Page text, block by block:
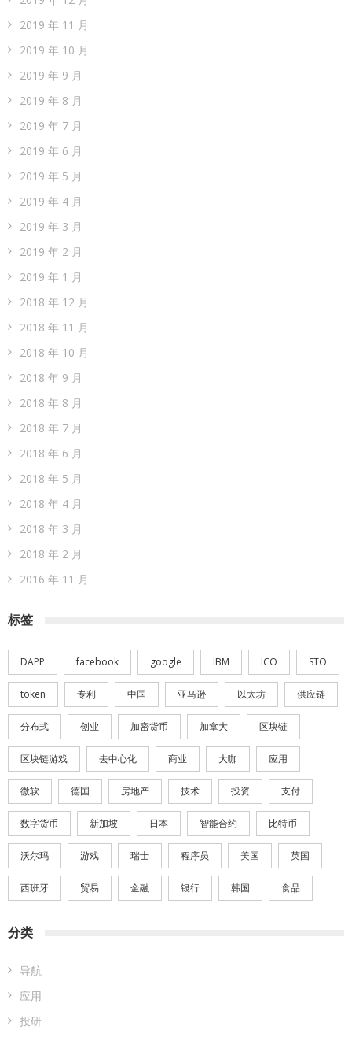
2019 年 11 月
2019 年 10 月
2019 年 9 月
2019 年 8 月
2019 年 7 月
2019 年 6 月
2019 年 5 月
2019 年 4 月
2019 年 3 月
2019 年 2 月
2019 年 1 月
2018 年 12 月
2018 年 11 月
2018 年 10 月
2018 年 9 月
2018 年 8 月
2018 年 7 月
2018 年 6 月
2018 年 5 月
2018 年 4 月
2018 年 3 月
2018 年 2 月
2016 年 11 月
标签
DAPP facebook google IBM ICO STO
token 专利 中国 亚马逊 以太坊 供应链
分布式 创业 加密货币 加拿大 区块链
区块链游戏 去中心化 商业 大咖 应用
微软 德国 房地产 技术 投资 支付
数字货币 新加坡 日本 智能合约 比特币
沃尔玛 游戏 瑞士 程序员 美国 英国
西班牙 贸易 金融 银行 韩国 食品
分类
导航
应用
投研